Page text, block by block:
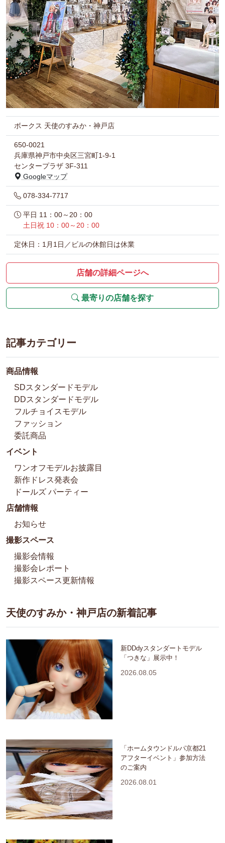
ボークス 天使のすみか・神戸店
650-0021
兵庫県神戸市中央区三宮町1-9-1
センタープラザ 3F-311
Googleマップ
078-334-7717
平日 11：00～20：00
土日祝 10：00～20：00
定休日：1月1日／ビルの休館日は休業
店舗の詳細ページへ
最寄りの店舗を探す
記事カテゴリー
商品情報
SDスタンダードモデル
DDスタンダードモデル
フルチョイスモデル
ファッション
委託商品
イベント
ワンオフモデルお披露目
新作ドレス発表会
ドールズ パーティー
店舗情報
お知らせ
撮影スペース
撮影会情報
撮影会レポート
撮影スペース更新情報
天使のすみか・神戸店の新着記事
新DDdyスタンダートモデル
「つきな」展示中！
2026.08.05
「ホームタウンドルパ京都21
アフターイベント」参加方法
のご案内
2026.08.01